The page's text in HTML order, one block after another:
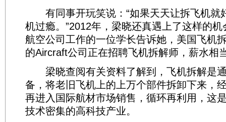
有同事开玩笑说：“如果天天让拆飞机就
机过瘾。”2012年，梁晓还真遇上了这样的
航空公司工作的一位学长告诉她，美国飞机
的Aircraft公司正在招聘飞机拆解师，薪水相
梁晓查阅有关资料了解到，飞机拆解是
备，将老旧飞机上的上万个部件拆卸下来，
再进入国际航材市场销售，循环再利用，这
技术密集的高科技产业。